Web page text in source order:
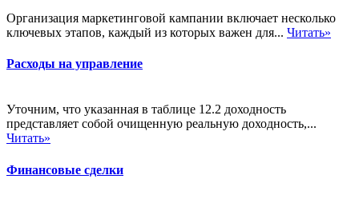
Организация маркетинговой кампании включает несколько
ключевых этапов, каждый из которых важен для... Читать»
Расходы на управление
Уточним, что указанная в таблице 12.2 доходность
представляет собой очищенную реальную доходность,...
Читать»
Финансовые сделки